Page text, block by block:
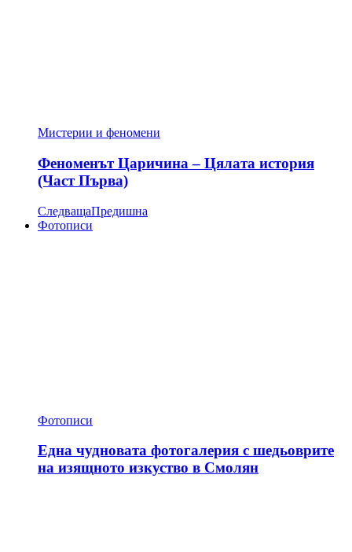
Мистерии и феномени
Феноменът Царичина – Цялата история
(Част Първа)
СледващаПредишна
Фотописи
Фотописи
Една чудновата фотогалерия с шедьоврите
на изящното изкуство в Смолян